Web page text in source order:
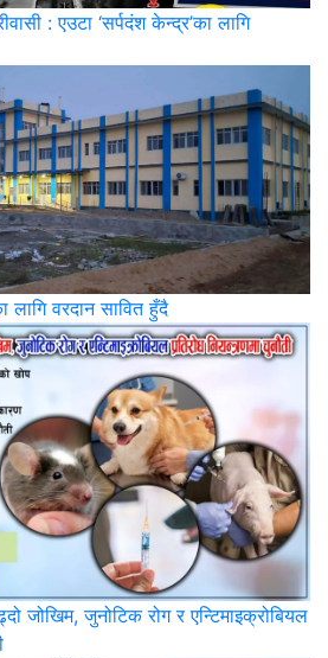
: एउटा ‘सर्पदंश केन्द्र’का लागि
लागि वरदान सावित हुँदै
जोखिम, जुनोटिक रोग र एन्टिमाइक्रोबियल